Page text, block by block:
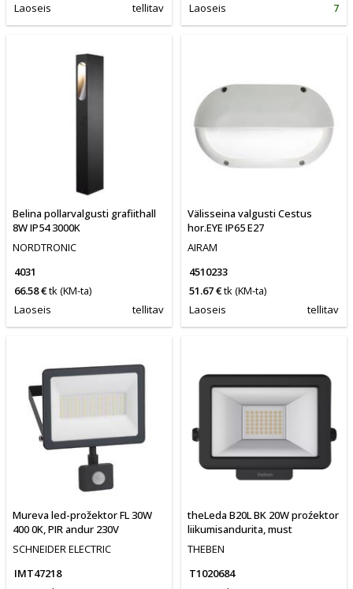
Laoseis
tellitav
Laoseis
7
Belina pollarvalgusti grafiithall
8W IP54 3000K
NORDTRONIC
4031
66.58 €tk(KM-ta)
Laoseis
tellitav
Välisseina valgusti Cestus
hor.EYE IP65 E27
AIRAM
4510233
51.67 €tk(KM-ta)
Laoseis
tellitav
Mureva led-prožektor FL 30W
400 0K, PIR andur 230V
SCHNEIDER ELECTRIC
IMT47218
theLeda B20L BK 20W proźektor
liikumisandurita, must
THEBEN
T1020684